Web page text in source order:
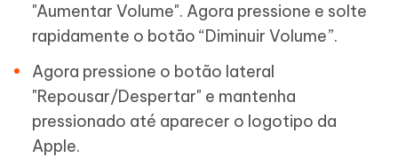
"Aumentar Volume". Agora pressione e solte
rapidamente o botão “Diminuir Volume”.
Agora pressione o botão lateral
"Repousar/Despertar" e mantenha
pressionado até aparecer o logotipo da
Apple.